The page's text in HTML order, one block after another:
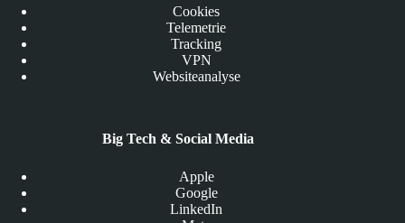
Cookies
Telemetrie
Tracking
VPN
Websiteanalyse
Big Tech & Social Media
Apple
Google
LinkedIn